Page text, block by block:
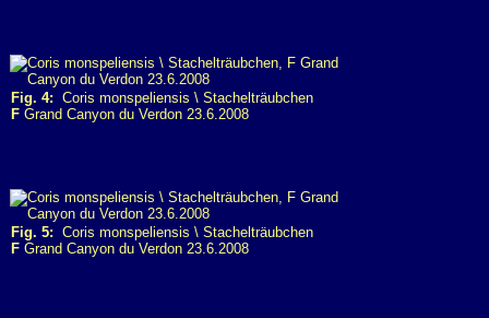
Fig. 4: Coris monspeliensis \ Stachelträubchen
F Grand Canyon du Verdon 23.6.2008
Fig. 5: Coris monspeliensis \ Stachelträubchen
F Grand Canyon du Verdon 23.6.2008